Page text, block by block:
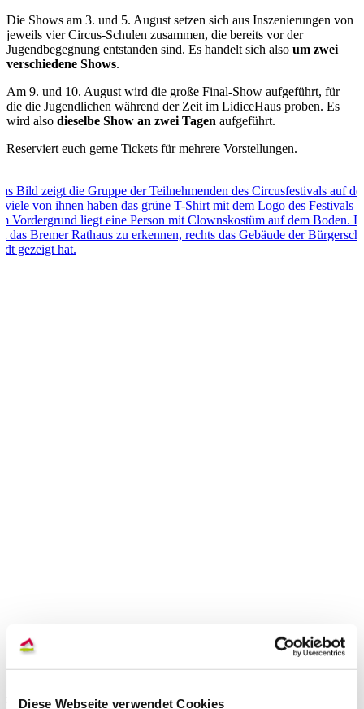
Diese Webseite verwendet Cookies
Die Shows am 3. und 5. August setzen sich aus Inszenierungen von
jeweils vier Circus-Schulen zusammen, die bereits vor der
Jugendbegegnung entstanden sind. Es handelt sich also um zwei
verschiedene Shows.
Am 9. und 10. August wird die große Final-Show aufgeführt, für
die die Jugendlichen während der Zeit im LidiceHaus proben. Es
wird also dieselbe Show an zwei Tagen aufgeführt.
Reserviert euch gerne Tickets für mehrere Vorstellungen.
weitergeleitet.